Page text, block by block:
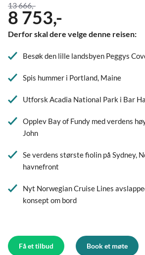
13 666,-
8 753,-
Derfor skal dere velge denne reisen:
Besøk den lille landsbyen Peggys
Spis hummer i Portland, Maine
Utforsk Acadia National Park i Bar
Opplev Bay of Fundy med verdens
John
Se verdens største fiolin på Sydney,
havnefront
Nyt Norwegian Cruise Lines
konsept om bord
Få et tilbud Book et møte